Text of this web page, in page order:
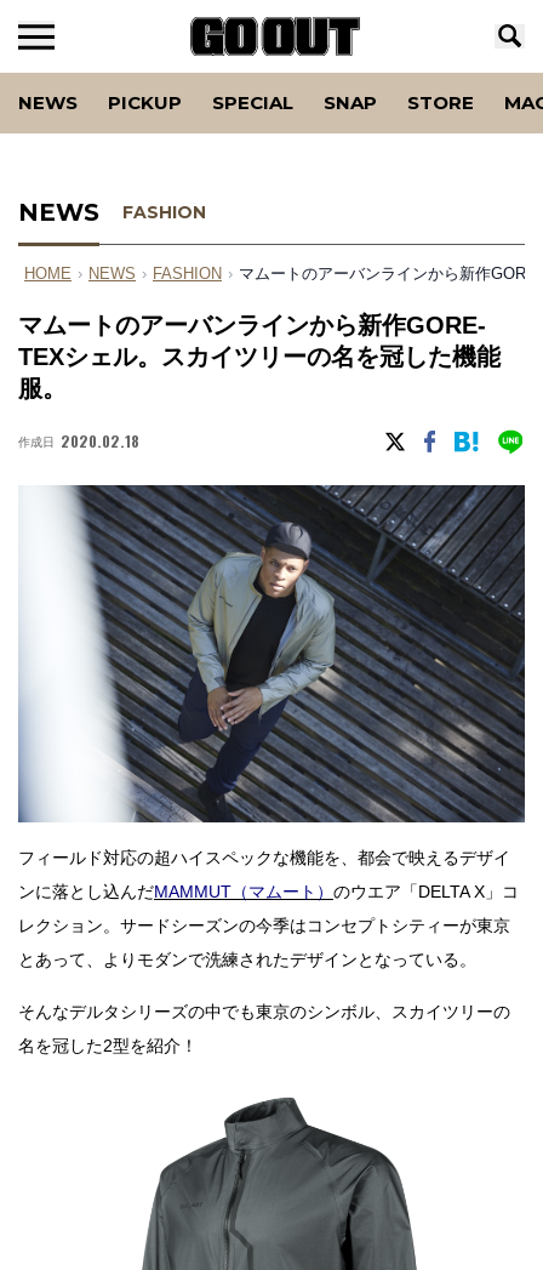
NEWS PICKUP SPECIAL SNAP STORE
NEWS FASHION
HOME › NEWS › FASHION › マムートのアーバンラインから新作
マムートのアーバンラインから新作GORE-
TEXシェル。スカイツリーの名を冠した機能
服。
作成日 2020.02.18
フィールド対応の超ハイスペックな機能を、都会で映えるデザイ
ンに落とし込んだMAMMUT（マムート） のウエア「DELTA X」コ
レクション。サードシーズンの今季はコンセプトシティーが東京
とあって、よりモダンで洗練されたデザインとなっている。
そんなデルタシリーズの中でも東京のシンボル、スカイツリーの
名を冠した2型を紹介！